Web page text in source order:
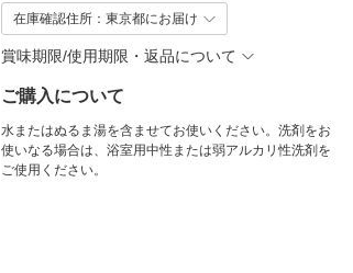
在庫確認住所：東京都にお届け
賞味期限/使用期限・返品について
ご購入について
水またはぬるま湯を含ませてお使いください。洗剤をお
使いなる場合は、浴室用中性または弱アルカリ性洗剤を
ご使用ください。